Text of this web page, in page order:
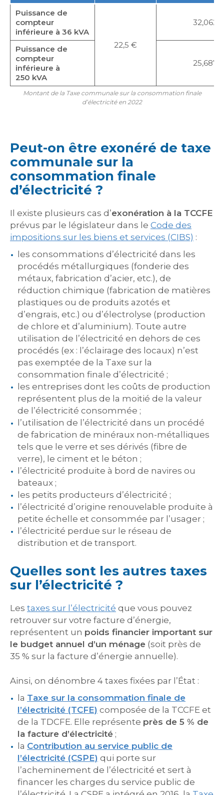
Puissance de
compteur
inférieure à 36 kVA
22,5 €
Puissance de
compteur
inférieure à
250 kVA
Montant de la Taxe communale sur la consommation finale
d’électricité en 2022
Peut-on être exonéré de taxe
communale sur la
consommation finale
d’électricité ?
Il existe plusieurs cas d’exonération à la TCCFE
prévus par le législateur dans le Code des
impositions sur les biens et services (CIBS) :
les consommations d’électricité dans les
procédés métallurgiques (fonderie des
métaux, fabrication d’acier, etc.), de
réduction chimique (fabrication de matières
plastiques ou de produits azotés et
d’engrais, etc.) ou d’électrolyse (production
de chlore et d’aluminium). Toute autre
utilisation de l’électricité en dehors de ces
procédés (ex : l’éclairage des locaux) n’est
pas exemptée de la Taxe sur la
consommation finale d’électricité ;
les entreprises dont les coûts de production
représentent plus de la moitié de la valeur
de l’électricité consommée ;
l’utilisation de l’électricité dans un procédé
de fabrication de minéraux non-métalliques
tels que le verre et ses dérivés (fibre de
verre), le ciment et le béton ;
l’électricité produite à bord de navires ou
bateaux ;
les petits producteurs d’électricité ;
l’électricité d’origine renouvelable produite à
petite échelle et consommée par l’usager ;
l’électricité perdue sur le réseau de
distribution et de transport.
Quelles sont les autres taxes
sur l’électricité ?
Les taxes sur l’électricité que vous pouvez
retrouver sur votre facture d’énergie,
représentent un poids financier important sur
le budget annuel d’un ménage (soit près de
35 % sur la facture d’énergie annuelle).
Ainsi, on dénombre 4 taxes fixées par l’État :
la Taxe sur la consommation finale de
l’électricité (TCFE) composée de la TCCFE et
de la TDCFE. Elle représente près de 5 % de
la facture d’électricité ;
la Contribution au service public de
l’électricité (CSPE) qui porte sur
l’acheminement de l’électricité et sert à
financer les charges du service public de